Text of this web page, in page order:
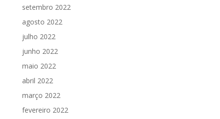
setembro 2022
agosto 2022
julho 2022
junho 2022
maio 2022
abril 2022
março 2022
fevereiro 2022